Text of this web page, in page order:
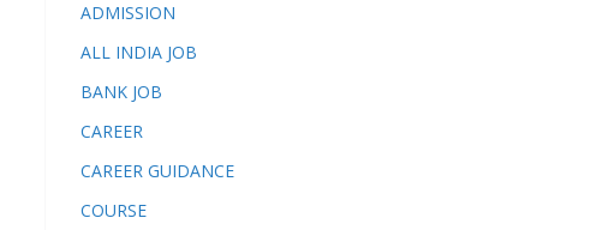
ADMISSION
ALL INDIA JOB
BANK JOB
CAREER
CAREER GUIDANCE
COURSE